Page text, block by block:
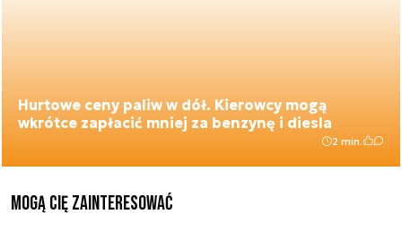
Hurtowe ceny paliw w dół. Kierowcy mogą
wkrótce zapłacić mniej za benzynę i diesla
2 min.
Mogą Cię zainteresować